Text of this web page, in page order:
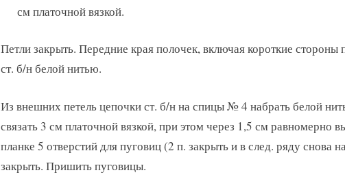
см платочной вязкой.
Петли закрыть. Передние края полочек, включая короткие стороны
ст. б/н белой нитью.
Из внешних петель цепочки ст. б/н на спицы № 4 набрать белой
связать 3 см платочной вязкой, при этом через 1,5 см равномерно
планке 5 отверстий для пуговиц (2 п. закрыть и в след. ряду снова
закрыть. Пришить пуговицы.